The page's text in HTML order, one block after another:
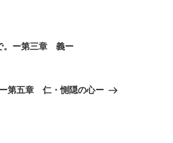
。ー第三章 義ー
第五章 仁・惻隠の心ー